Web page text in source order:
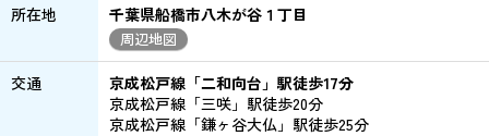
所在地 千葉県船橋市八木が谷１丁目
周辺地図
交通
京成松戸線「二和向台」駅徒歩17分
京成松戸線「三咲」駅徒歩20分
京成松戸線「鎌ヶ谷大仏」駅徒歩25分